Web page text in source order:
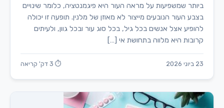
ביותר שמשפיעות על מראה העור היא פיגמנטציה, כלומר שינויים
בצבע העור הנובעים מייצור לא מאוזן של מלנין. תופעה זו יכולה
להופיע אצל אנשים בכל גיל, בכל סוג עור ובכל גוון, ולעיתים
קרובות היא מלווה בתחושת אי […]
23 ביוני 2026 ⏱ 3 דק' קריאה